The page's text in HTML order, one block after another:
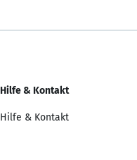
Hilfe & Kontakt
Hilfe & Kontakt